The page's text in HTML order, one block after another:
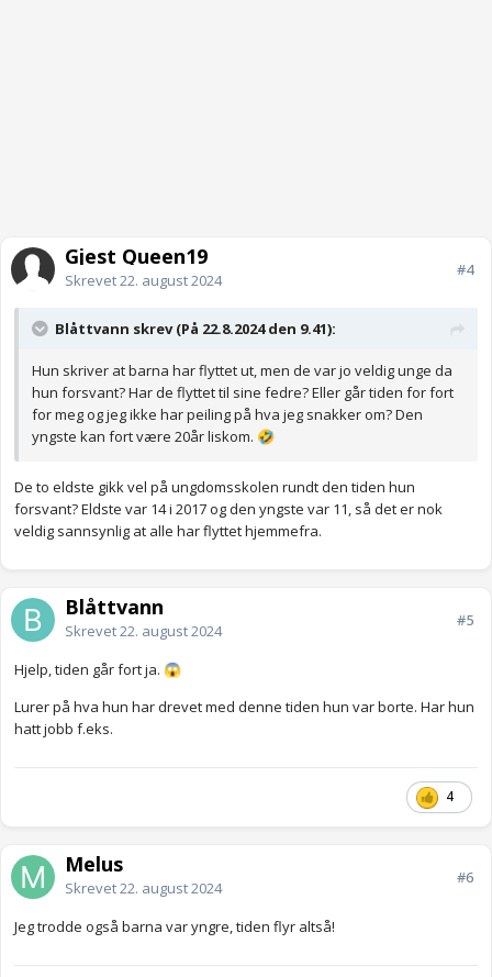
Gjest Queen19
Skrevet22. august 2024
#4
Blåttvann skrev (På 22.8.2024 den 9.41):
Hun skriver at barna har flyttet ut, men de var jo veldig unge da
hun forsvant? Har de flyttet til sine fedre? Eller går tiden for fort
for meg og jeg ikke har peiling på hva jeg snakker om? Den
yngste kan fort være 20år liskom. 🤣
De to eldste gikk vel på ungdomsskolen rundt den tiden hun
forsvant? Eldste var 14 i 2017 og den yngste var 11, så det er nok
veldig sannsynlig at alle har flyttet hjemmefra.
Blåttvann
Skrevet22. august 2024
#5
Hjelp, tiden går fort ja. 😱
Lurer på hva hun har drevet med denne tiden hun var borte. Har hun
hatt jobb f.eks.
4
Melus
Skrevet22. august 2024
#6
Jeg trodde også barna var yngre, tiden flyr altså!